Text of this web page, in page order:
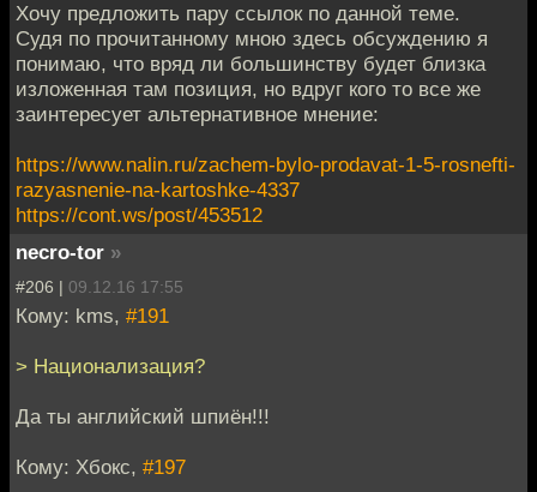
Хочу предложить пару ссылок по данной теме.
Судя по прочитанному мною здесь обсуждению я
понимаю, что вряд ли большинству будет близка
изложенная там позиция, но вдруг кого то все же
заинтересует альтернативное мнение:
https://www.nalin.ru/zachem-bylo-prodavat-1-5-rosnefti-
razyasnenie-na-kartoshke-4337
https://cont.ws/post/453512
necro-tor »
#206 | 09.12.16 17:55
Кому: kms, #191
> Национализация?
Да ты английский шпиён!!!
Кому: Хбокс, #197